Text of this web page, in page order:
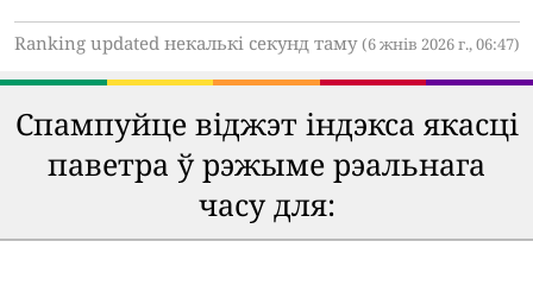
Ranking updated некалькі секунд таму(6 жнів 2026 г., 06:47)
Спампуйце віджэт індэкса якасці
паветра ў рэжыме рэальнага
часу для: